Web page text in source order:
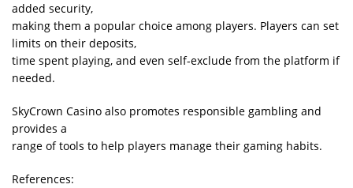
added security,
making them a popular choice among players. Players can set
limits on their deposits,
time spent playing, and even self-exclude from the platform if
needed.
SkyCrown Casino also promotes responsible gambling and
provides a
range of tools to help players manage their gaming habits.
References: